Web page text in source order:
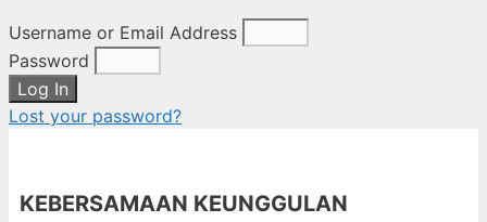
Username or Email Address
Password
Log In
Lost your password?
KEBERSAMAAN KEUNGGULAN